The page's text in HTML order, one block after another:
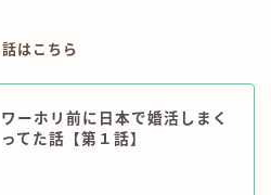
話はこちら
ワーホリ前に日本で婚活しまく
ってた話【第１話】